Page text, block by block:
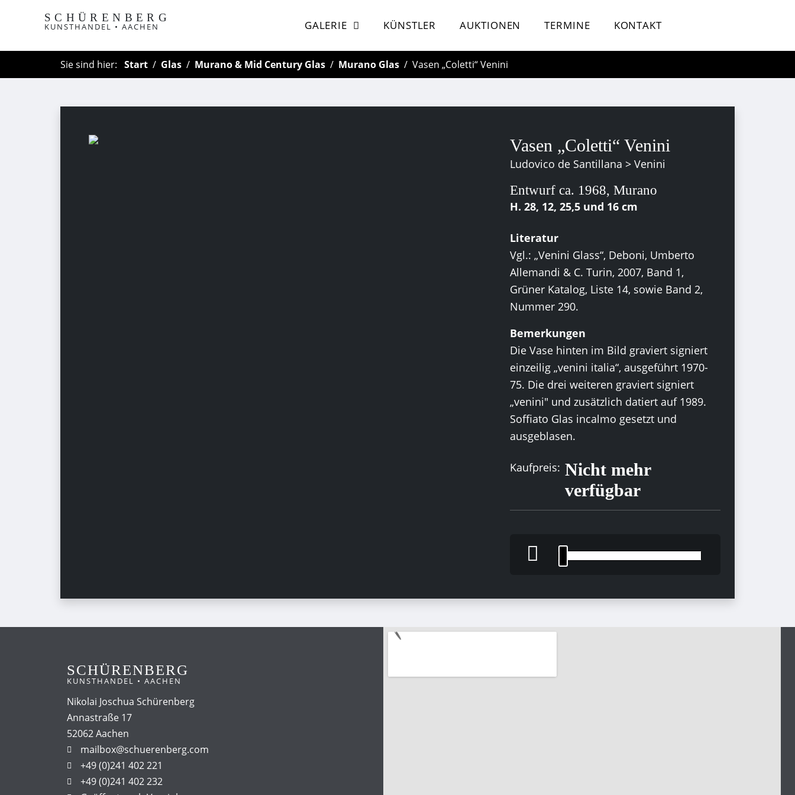
SCHÜRENBERG
KUNSTHANDEL • AACHEN GALERIE KÜNSTLER AUKTIONEN TERMINE KONTAKT
Sie sind hier: Start Glas Murano & Mid Century Glas Murano Glas Vasen „Coletti“ Venini
Vasen „Coletti“ Venini
Ludovico de Santillana > Venini
Entwurf ca. 1968, Murano
H. 28, 12, 25,5 und 16 cm
Literatur
Vgl.: „Venini Glass“, Deboni, Umberto
Allemandi & C. Turin, 2007, Band 1,
Grüner Katalog, Liste 14, sowie Band 2,
Nummer 290.
Bemerkungen
Die Vase hinten im Bild graviert signiert
einzeilig „venini italia“, ausgeführt 1970-
75. Die drei weiteren graviert signiert
„venini" und zusätzlich datiert auf 1989.
Soffiato Glas incalmo gesetzt und
ausgeblasen.
Kaufpreis: Nicht mehr
verfügbar
SCHÜRENBERG
KUNSTHANDEL • AACHEN
Nikolai Joschua Schürenberg
Annastraße 17
52062 Aachen
mailbox@schuerenberg.com
+49 (0)241 402 221
+49 (0)241 402 232